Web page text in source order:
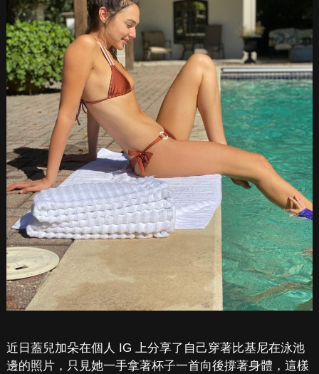
近日蓋兒加朵在個人 IG 上分享了自己穿著比基尼在泳池
邊的照片，只見她一手拿著杯子一首向後撐著身體，這樣